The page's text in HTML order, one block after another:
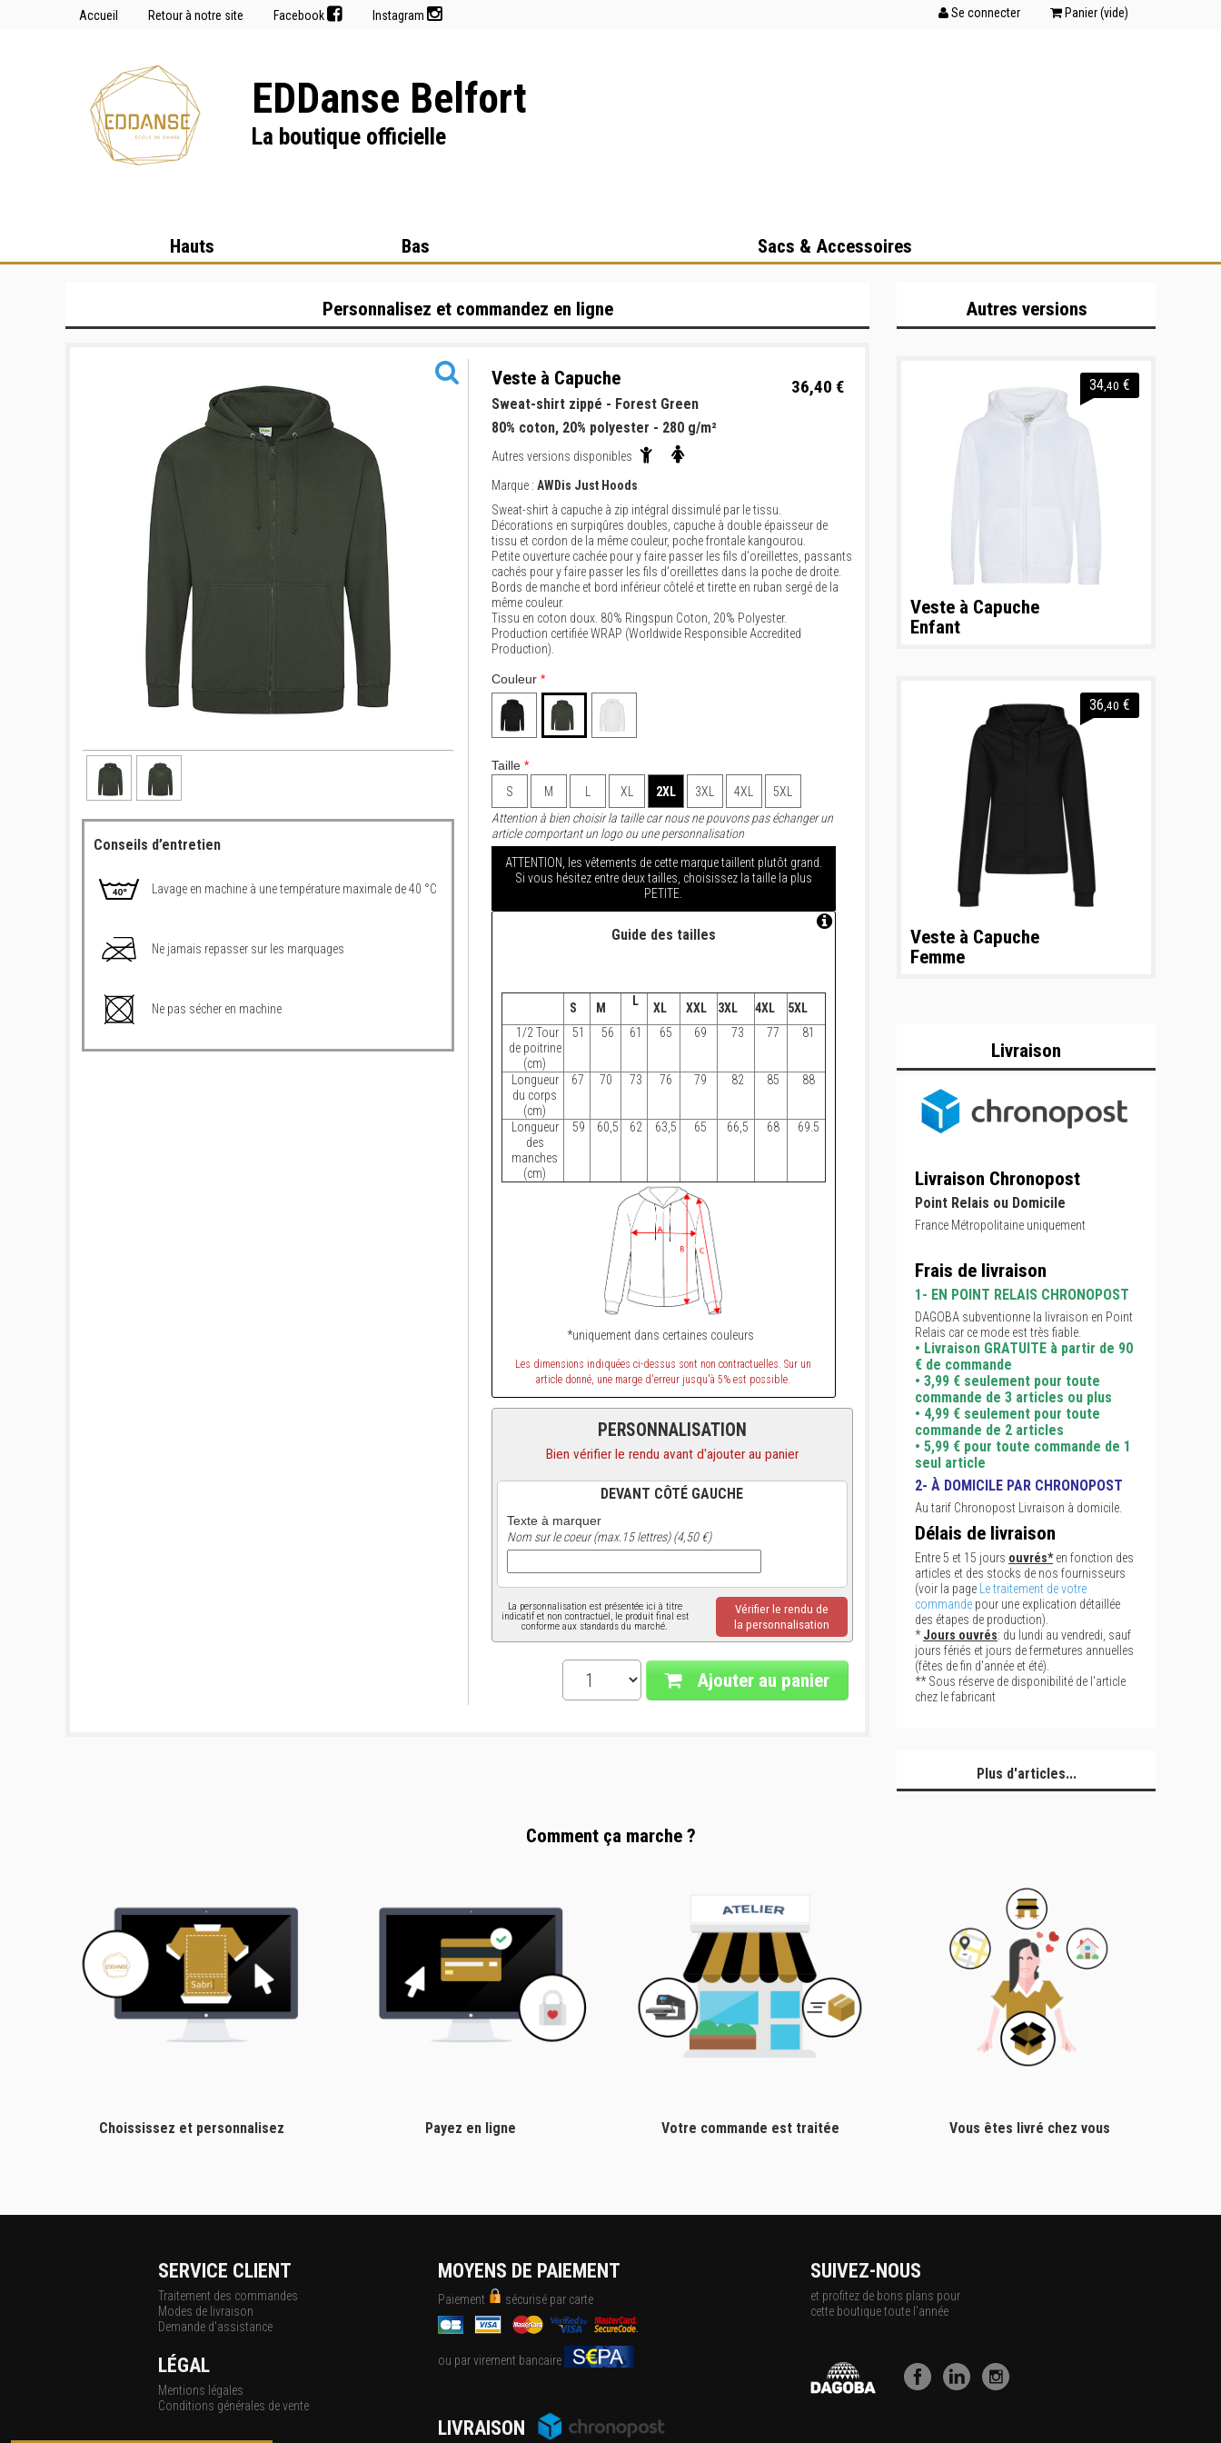
Accueil Retour à notre site Facebook Instagram Se connecter Panier (vide)
EDDanse Belfort
La boutique officielle
Hauts Bas Sacs & Accessoires
Personnalisez et commandez en ligne
Conseils d’entretien
Lavage en machine à une température maximale de 40 °C
Ne jamais repasser sur les marquages
Ne pas sécher en machine
Veste à Capuche 36,40 €
Sweat-shirt zippé - Forest Green
80% coton, 20% polyester - 280 g/m²
Autres versions disponibles
Marque : AWDis Just Hoods
Sweat-shirt à capuche à zip intégral dissimulé par le tissu.
Décorations en surpiqûres doubles, capuche à double épaisseur de
tissu et cordon de la même couleur, poche frontale kangourou.
Petite ouverture cachée pour y faire passer les fils d'oreillettes, passants
cachés pour y faire passer les fils d'oreillettes dans la poche de droite.
Bords de manche et bord inférieur côtelé et tirette en ruban sergé de la
même couleur.
Tissu en coton doux. 80% Ringspun Coton, 20% Polyester.
Production certifiée WRAP (Worldwide Responsible Accredited
Production).
Couleur*
Taille *
S
M XL 2XL 3XL 4XL
5XL
Attention à bien choisir la taille car nous ne pouvons pas échanger un
article comportant un logo ou une personnalisation
ATTENTION, les vêtements de cette marque taillent plutôt grand.
Si vous hésitez entre deux tailles, choisissez la taille la plus
PETITE.
Guide des tailles
S M L XL XXL 3XL 4XL
5XL
1/2 Tour
de poitrine
(cm)
51 56 61 65 69 73 77 81
Longueur
du corps
(cm)
67 70 73 76 79 82 85 88
Longueur
des
manches
(cm)
59 60,5 62 63,5 65 66,5 68 69.5
*uniquement dans certaines couleurs
Les dimensions indiquées ci-dessus sont non contractuelles. Sur un
article donné, une marge d'erreur jusqu'à 5% est possible.
PERSONNALISATION
Bien vérifier le rendu avant d'ajouter au panier
DEVANT CÔTÉ GAUCHE
Texte à marquer
Nom sur le coeur (max.15 lettres) (4,50 €)
La personnalisation est présentée ici à titre
indicatif et non contractuel, le produit final est
conforme aux standards du marché.
Vérifier le rendu de
la personnalisation
Ajouter au panier
Autres versions
34,40 €
Veste à Capuche
Enfant
36 ,40 €
Veste à Capuche
Femme
Livraison
Livraison Chronopost
Point Relais ou Domicile
France Métropolitaine uniquement
Frais de livraison
1- EN POINT RELAIS CHRONOPOST
DAGOBA subventionne la livraison en Point
Relais car ce mode est très fiable.
• Livraison GRATUITE à partir de 90
€ de commande
• 3,99 € seulement pour toute
commande de 3 articles ou plus
• 4,99 € seulement pour toute
commande de 2 articles
• 5,99 € pour toute commande de 1
seul article
2- À DOMICILE PAR CHRONOPOST
Au tarif Chronopost Livraison à domicile.
Délais de livraison
Entre 5 et 15 jours ouvrés*en fonction des
articles et des stocks de nos fournisseurs
(voir la page
Le traitement de votre
commande pour une explication détaillée
des étapes de production).
*Jours ouvrés: du lundi au vendredi, sauf
jours fériés et jours de fermetures annuelles
(fêtes de fin d'année et été).
** Sous réserve de disponibilité de l'article
chez le fabricant
Plus d'articles...
Comment ça marche ?
Choississez et personnalisez Payez en ligne Votre commande est traitée Vous êtes livré chez vous
SERVICE CLIENT
Traitement des commandes
Modes de livraison
Demande d'assistance
LÉGAL
Mentions légales
Conditions générales de vente
MOYENS DE PAIEMENT
Paiement sécurisé par carte
ou par virement bancaire
LIVRAISON
SUIVEZ-NOUS
et profitez de bons plans pour
cette boutique toute l'année